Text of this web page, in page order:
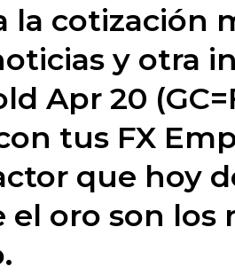
la cotización
y otra
Apr 20
tus FX
que hoy
el oro son